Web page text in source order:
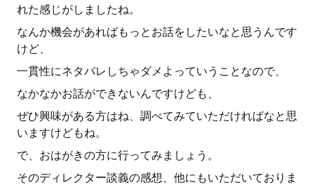
れた感じがしましたね。
なんか機会があればもっとお話をしたいなと思うんです
けど、
一貫性にネタバレしちゃダメよっていうことなので、
なかなかお話ができないんですけども、
ぜひ興味がある方はね、調べてみていただければなと思
いますけどもね。
で、おはがきの方に行ってみましょう。
そのディレクター談義の感想、他にもいただいておりま